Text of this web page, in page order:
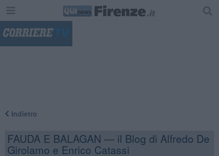
Indietro
FAUDA E BALAGAN — il Blog di Alfredo De
Girolamo e Enrico Catassi